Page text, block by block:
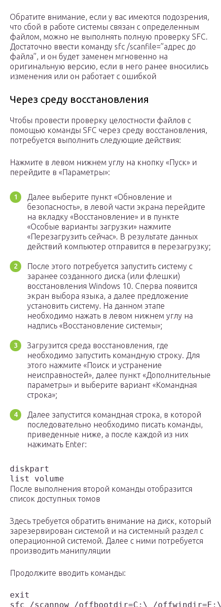
Обратите внимание, если у вас имеются подозрения,
что сбой в работе системы связан с определенным
файлом, можно не выполнять полную проверку SFC.
Достаточно ввести команду sfc /scanfile=”адрес до
файла”, и он будет заменен мгновенно на
оригинальную версию, если в него ранее вносились
изменения или он работает с ошибкой
Через среду восстановления
Чтобы провести проверку целостности файлов с
помощью команды SFC через среду восстановления,
потребуется выполнить следующие действия:
Нажмите в левом нижнем углу на кнопку «Пуск» и
перейдите в «Параметры»:
Далее выберите пункт «Обновление и
безопасность», в левой части экрана перейдите
на вкладку «Восстановление» и в пункте
«Особые варианты загрузки» нажмите
«Перезагрузить сейчас». В результате данных
действий компьютер отправится в перезагрузку;
После этого потребуется запустить систему с
заранее созданного диска (или флешки)
восстановления Windows 10. Сперва появится
экран выбора языка, а далее предложение
установить систему. На данном этапе
необходимо нажать в левом нижнем углу на
надпись «Восстановление системы»;
Загрузится среда восстановления, где
необходимо запустить командную строку. Для
этого нажмите «Поиск и устранение
неисправностей», далее пункт «Дополнительные
параметры» и выберите вариант «Командная
строка»;
Далее запустится командная строка, в которой
последовательно необходимо писать команды,
приведенные ниже, а после каждой из них
нажимать Enter:
diskpart
list volume
После выполнения второй команды отобразится
список доступных томов
Здесь требуется обратить внимание на диск, который
зарезервирован системой и на системный раздел с
операционной системой. Далее с ними потребуется
производить манипуляции
Продолжите вводить команды:
exit
sfc /scannow /offbootdir=C:\ /